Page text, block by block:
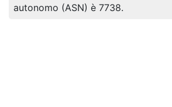
autonomo (ASN) è 7738.